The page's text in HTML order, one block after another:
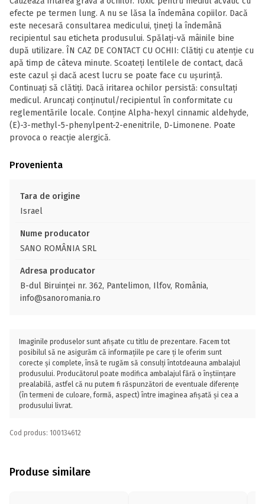
efecte pe termen lung. A nu se lăsa la îndemâna copiilor. Dacă
este necesară consultarea medicului, țineți la îndemână
recipientul sau eticheta produsului. Spălați-vă mâinile bine
după utilizare. ÎN CAZ DE CONTACT CU OCHII: Clătiți cu atenție cu
apă timp de câteva minute. Scoateți lentilele de contact, dacă
este cazul și dacă acest lucru se poate face cu ușurință.
Continuați să clătiți. Dacă iritarea ochilor persistă: consultați
medicul. Aruncaţi conţinutul/recipientul în conformitate cu
reglementările locale. Conține Alpha-hexyl cinnamic aldehyde,
(E)-3-methyl-5-phenylpent-2-enenitrile, D-Limonene. Poate
provoca o reacție alergică.
Provenienta
Tara de origine
Israel
Nume producator
SANO ROMÂNIA SRL
Adresa producator
B-dul Biruinței nr. 362, Pantelimon, Ilfov, România,
info@sanoromania.ro
Imaginile produselor sunt afișate cu titlu de prezentare. Facem tot
posibilul să ne asigurăm că informațiile pe care ți le oferim sunt
corecte și complete, însă te rugăm să consulți întotdeauna ambalajul
produsului. Producătorul poate modifica ambalajul fără o înștiințare
prealabilă, astfel că nu putem fi răspunzători de eventuale diferențe
(în termeni de culoare, formă, aspect) între imaginea afișată și cea a
produsului livrat.
Cod produs: 100134612
Produse similare